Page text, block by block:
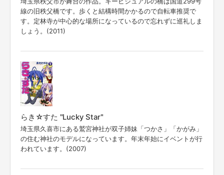
線の旧秩父橋です。歩くと結構時間かかるので自転車推奨で
す。定林寺が中心的な場所になっているので忘れずに巡礼しま
しょう。(2011)
らき☆すた "Lucky Star"
埼玉県久喜市にある鷲宮神社が双子姉妹「つかさ」「かがみ」
の住む神社のモデルになっています。年末年始にイベントが行
われています。(2007)